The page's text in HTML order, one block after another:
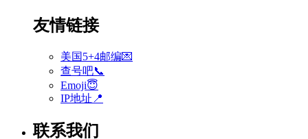
友情链接
美国5+4邮编💌
查号吧📞
Emoji😇
IP地址📍
联系我们